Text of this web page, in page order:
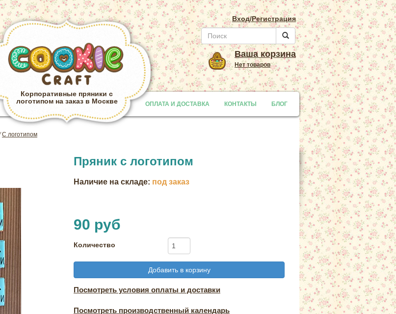
Вход/Регистрация
Ваша корзина
Нет товаров
Корпоративные пряники с
логотипом на заказ в Москве
ОПЛАТА И ДОСТАВКА КОНТАКТЫ БЛОГ
Provided by
С логотипом
Пряник с логотипом
Наличие на складе: под заказ
90 руб
Количество
Добавить в корзину
Посмотреть условия оплаты и доставки
Посмотреть производственный календарь